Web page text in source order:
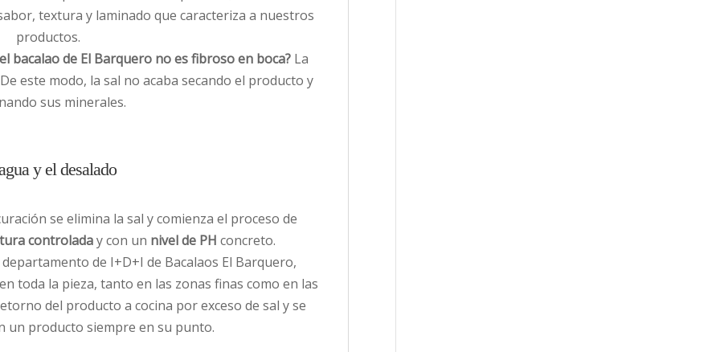
textura y laminado que caracteriza a nuestros
productos.
bacalao de El Barquero no es fibroso en boca? La
este modo, la sal no acaba secando el producto y
sus minerales.
y el desalado
se elimina la sal y comienza el proceso de
controladay con un nivel de PH concreto.
de I+D+I de Bacalaos El Barquero,
toda la pieza, tanto en las zonas finas como en las
del producto a cocina por exceso de sal y se
un producto siempre en su punto.